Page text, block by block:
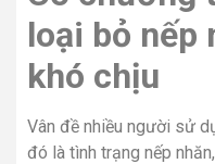
loại bỏ nếp
khó chịu
Vân đề nhiều người sử
đó là tình trạng nếp